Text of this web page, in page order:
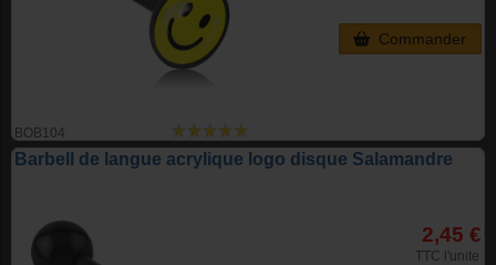
BOB104
Commander
Barbell de langue acrylique logo disque Salamandre
2,45 €
TTC l'unite